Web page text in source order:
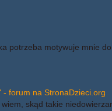
potrzeba motywuje mnie
- forum na StronaDzieci.org
skąd takie